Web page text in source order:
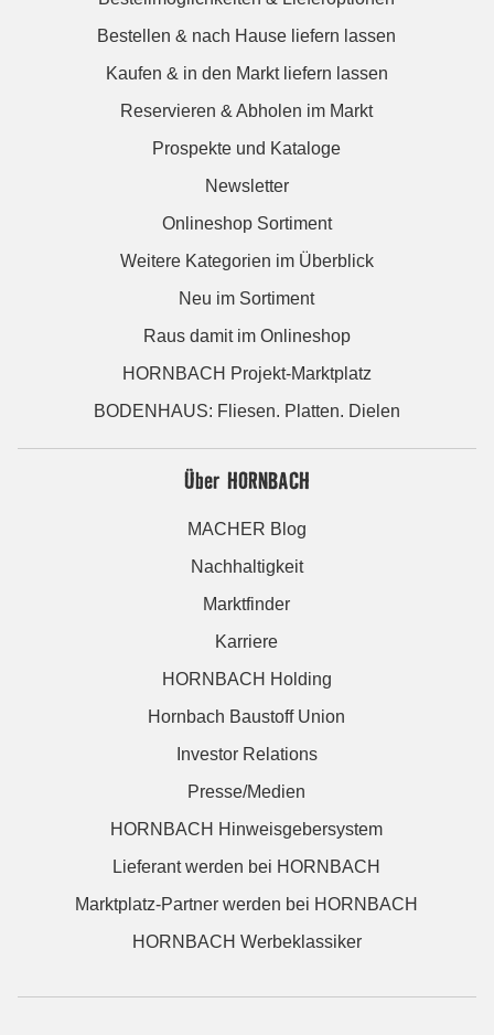
Bestellen & nach Hause liefern lassen
Kaufen & in den Markt liefern lassen
Reservieren & Abholen im Markt
Prospekte und Kataloge
Newsletter
Onlineshop Sortiment
Weitere Kategorien im Überblick
Neu im Sortiment
Raus damit im Onlineshop
HORNBACH Projekt-Marktplatz
BODENHAUS: Fliesen. Platten. Dielen
Über HORNBACH
MACHER Blog
Nachhaltigkeit
Marktfinder
Karriere
HORNBACH Holding
Hornbach Baustoff Union
Investor Relations
Presse/Medien
HORNBACH Hinweisgebersystem
Lieferant werden bei HORNBACH
Marktplatz-Partner werden bei HORNBACH
HORNBACH Werbeklassiker